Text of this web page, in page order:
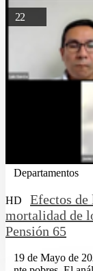
22
Departamentos
HD
Efectos de
mortalidad de
Pensión 65
19 de Mayo de